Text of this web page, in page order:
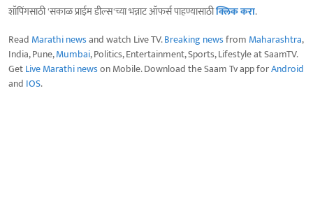
शॉपिंगसाठी 'सकाळ प्राईम डील्स'च्या भन्नाट ऑफर्स पाहण्यासाठीक्लिक करा.
Read Marathi newsand watch Live TV.Breaking newsfrom Maharashtra,
India, Pune,Mumbai, Politics, Entertainment, Sports, Lifestyle at SaamTV.
GetLive Marathi newson Mobile. Download the Saam Tv app forAndroid
and IOS.